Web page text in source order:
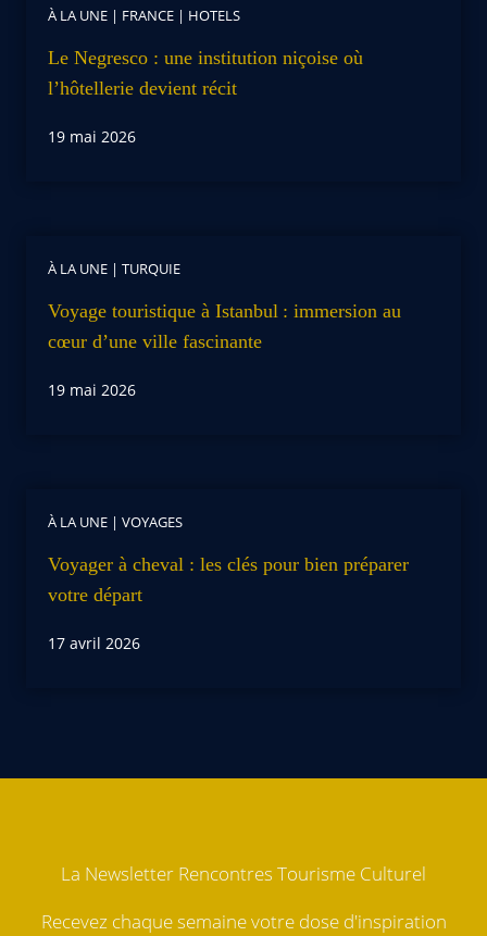
À LA UNE | FRANCE | HOTELS
Le Negresco : une institution niçoise où
l’hôtellerie devient récit
19 mai 2026
À LA UNE | TURQUIE
Voyage touristique à Istanbul : immersion au
cœur d’une ville fascinante
19 mai 2026
À LA UNE | VOYAGES
Voyager à cheval : les clés pour bien préparer
votre départ
17 avril 2026
La Newsletter Rencontres Tourisme Culturel
Recevez chaque semaine votre dose d'inspiration